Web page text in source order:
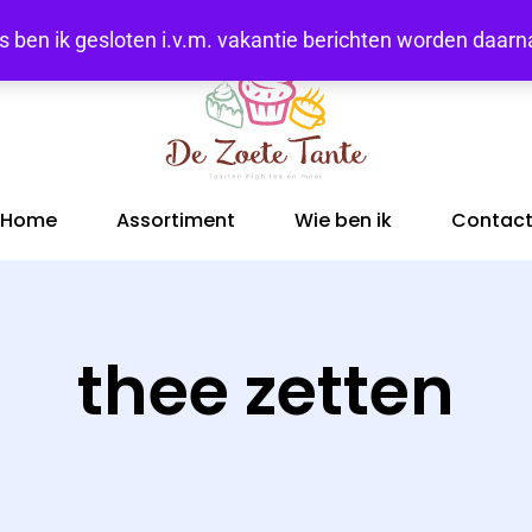
ben ik gesloten i.v.m. vakantie berichten worden
Home Assortiment Wie ben ik Contact
thee zetten